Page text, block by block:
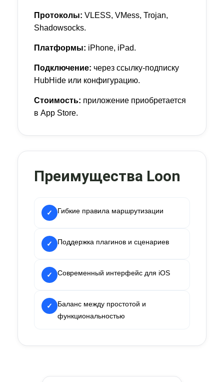
Протоколы: VLESS, VMess, Trojan,
Shadowsocks.
Платформы: iPhone, iPad.
Подключение: через ссылку-подписку
HubHide или конфигурацию.
Стоимость: приложение приобретается
в App Store.
Преимущества Loon
✓ Гибкие правила маршрутизации
✓ Поддержка плагинов и сценариев
✓ Современный интерфейс для iOS
✓
Баланс между простотой и
функциональностью